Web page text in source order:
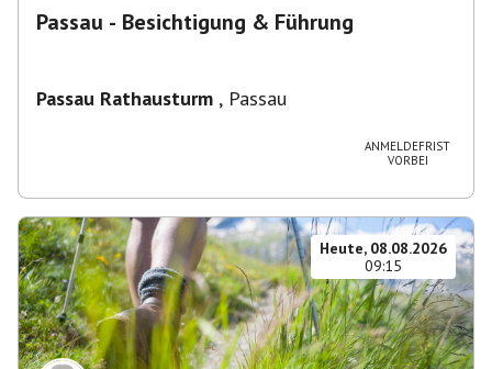
Passau - Besichtigung & Führung
Passau Rathausturm , Passau
ANMELDEFRIST
VORBEI
Heute, 08.08.2026
09:15